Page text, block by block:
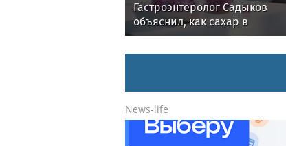
Гастроэнтеролог Садыков
объяснил, как сахар в
рационе ускоряет
изнашивание тканей
News-life